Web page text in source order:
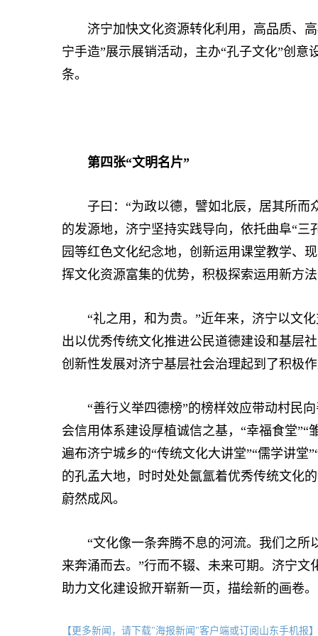
济宁加快文化资源转化利用，高品质、高
宁手造”展示展销活动，主办“孔子文化”创
条。
第四张“文明名片”
子曰：“为政以德，譬如北辰，居其所而
的发源地，济宁坚持实践导向，依托曲阜“
园等红色文化纪念地，创新运用课堂教学、
挥文化资源富集的优势，积极探索运用新方
“礼之用，和为贵。”近年来，济宁以文化
出以优秀传统文化推进公民道德建设和基层
创新性发展对济宁基层社会治理起到了积极
“善行义举四德榜”的榜样效应带动村民向
会信用体系建设厚植诚信之基，“幸福食堂”“
遍布济宁城乡的“传统文化大讲堂”“儒学讲
的孔孟大地，时时处处氤氲着优秀传统文化
蔚然成风。
“文化像一条奔腾不息的河流。我们之所
来奔涌而去。”行而不辍、未来可期。济宁文
助力文化建设掀开崭新一页，描绘新的画卷。
【更多新闻，请下载"海报新闻"客户端或订阅山东手机报】